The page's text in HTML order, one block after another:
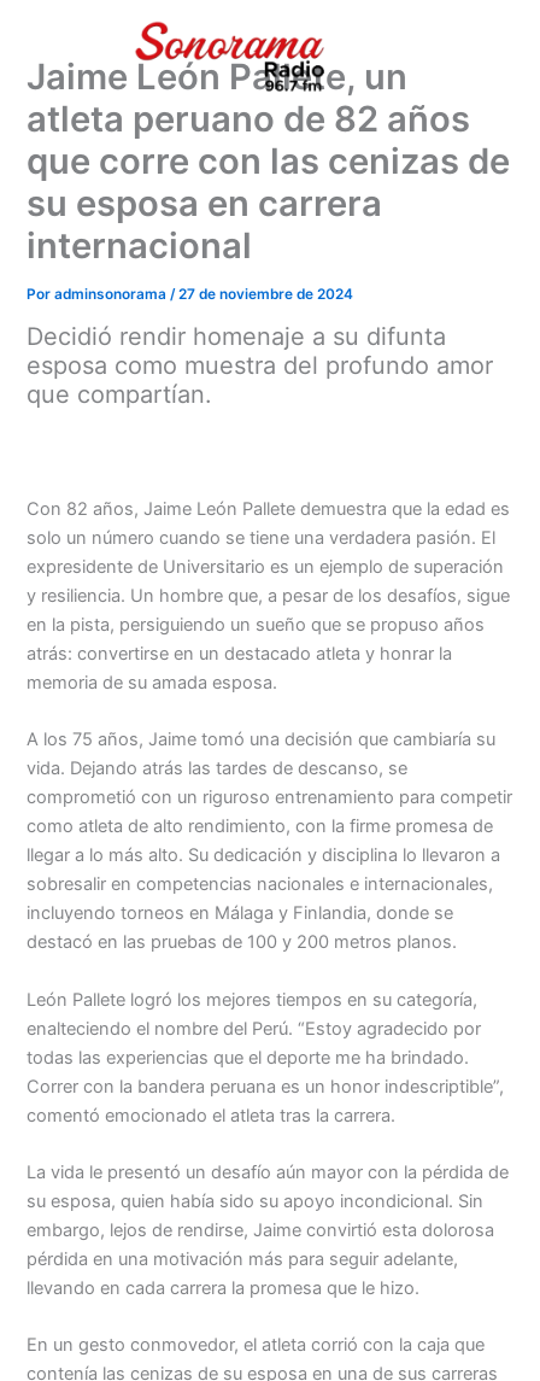
contenido
Menu
Jaime León Pallete, un
atleta peruano de 82 años
que corre con las cenizas de
su esposa en carrera
internacional
Poradminsonorama/27 de noviembre de 2024
Decidió rendir homenaje a su difunta
esposa como muestra del profundo amor
que compartían.
Con 82 años, Jaime León Pallete demuestra que la edad es
solo un número cuando se tiene una verdadera pasión. El
expresidente de Universitario es un ejemplo de superación
y resiliencia. Un hombre que, a pesar de los desafíos, sigue
en la pista, persiguiendo un sueño que se propuso años
atrás: convertirse en un destacado atleta y honrar la
memoria de su amada esposa.
A los 75 años, Jaime tomó una decisión que cambiaría su
vida. Dejando atrás las tardes de descanso, se
comprometió con un riguroso entrenamiento para competir
como atleta de alto rendimiento, con la firme promesa de
llegar a lo más alto. Su dedicación y disciplina lo llevaron a
sobresalir en competencias nacionales e internacionales,
incluyendo torneos en Málaga y Finlandia, donde se
destacó en las pruebas de 100 y 200 metros planos.
León Pallete logró los mejores tiempos en su categoría,
enalteciendo el nombre del Perú. “Estoy agradecido por
todas las experiencias que el deporte me ha brindado.
Correr con la bandera peruana es un honor indescriptible”,
comentó emocionado el atleta tras la carrera.
La vida le presentó un desafío aún mayor con la pérdida de
su esposa, quien había sido su apoyo incondicional. Sin
embargo, lejos de rendirse, Jaime convirtió esta dolorosa
pérdida en una motivación más para seguir adelante,
llevando en cada carrera la promesa que le hizo.
En un gesto conmovedor, el atleta corrió con la caja que
contenía las cenizas de su esposa en una de sus carreras